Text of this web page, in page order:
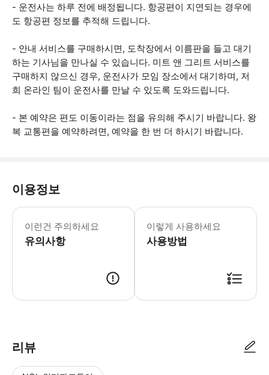
- 운전사는 하루 전에 배정됩니다. 항공편이 지연되는 경우에
도 항공편 정보를 추적해 드립니다.
- 안내 서비스를 구매하시면, 도착장에서 이름판을 들고 대기
하는 기사님을 만나실 수 있습니다. 미트 앤 그리트 서비스를
구매하지 않으신 경우, 운전사가 모임 장소에서 대기하며, 저
희 온라인 팀이 운전사를 만날 수 있도록 도와드립니다.
- 본 예약은 편도 이동이라는 점을 유의해 주시기 바랍니다. 왕
복 교통편을 예약하려면, 예약을 한 번 더 하시기 바랍니다.
이용정보
이런건 주의하세요
유의사항
픽업 세부 정보는 사전에 고객님과
이렇게 사용하세요
사용방법
리뷰